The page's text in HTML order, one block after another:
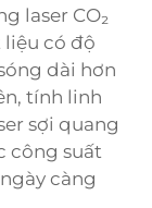
laser CO₂
liệu có độ
dài hơn
tính linh
sợi quang
công suất
càng